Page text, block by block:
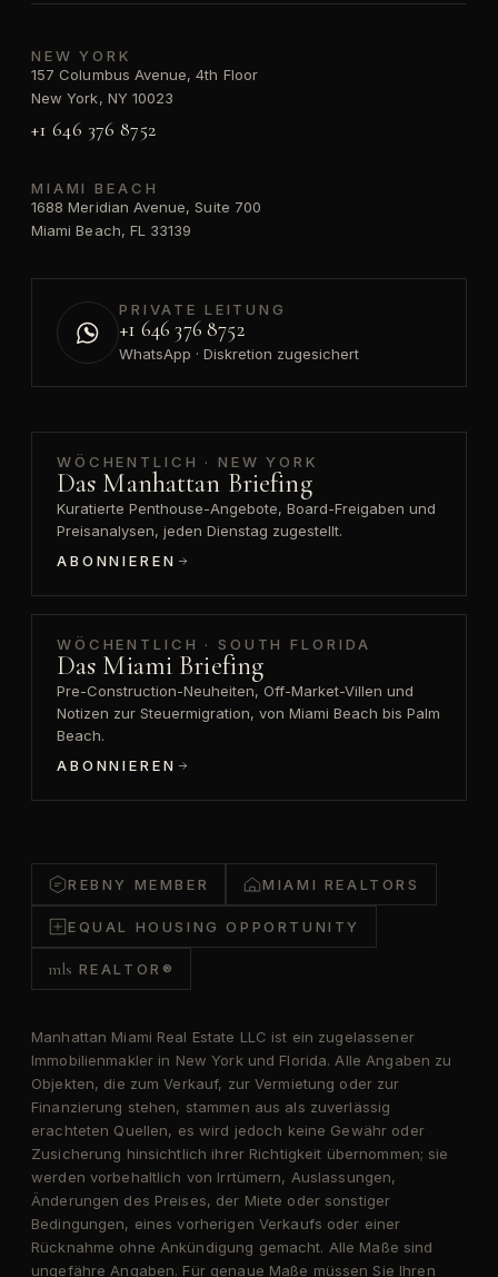
NEW YORK
157 Columbus Avenue, 4th Floor
New York, NY 10023
+1 646 376 8752
MIAMI BEACH
1688 Meridian Avenue, Suite 700
Miami Beach, FL 33139
PRIVATE LEITUNG
+1 646 376 8752
WhatsApp · Diskretion zugesichert
WÖCHENTLICH · NEW YORK
Das Manhattan Briefing
Kuratierte Penthouse-Angebote, Board-Freigaben und
Preisanalysen, jeden Dienstag zugestellt.
ABONNIEREN
WÖCHENTLICH · SOUTH FLORIDA
Das Miami Briefing
Pre-Construction-Neuheiten, Off-Market-Villen und
Notizen zur Steuermigration, von Miami Beach bis Palm
Beach.
ABONNIEREN
REBNY MEMBER MIAMI REALTORS
EQUAL HOUSING OPPORTUNITY
mls REALTOR®
Manhattan Miami Real Estate LLC ist ein zugelassener
Immobilienmakler in New York und Florida. Alle Angaben zu
Objekten, die zum Verkauf, zur Vermietung oder zur
Finanzierung stehen, stammen aus als zuverlässig
erachteten Quellen, es wird jedoch keine Gewähr oder
Zusicherung hinsichtlich ihrer Richtigkeit übernommen; sie
werden vorbehaltlich von Irrtümern, Auslassungen,
Änderungen des Preises, der Miete oder sonstiger
Bedingungen, eines vorherigen Verkaufs oder einer
Rücknahme ohne Ankündigung gemacht. Alle Maße sind
ungefähre Angaben. Für genaue Maße müssen Sie Ihren